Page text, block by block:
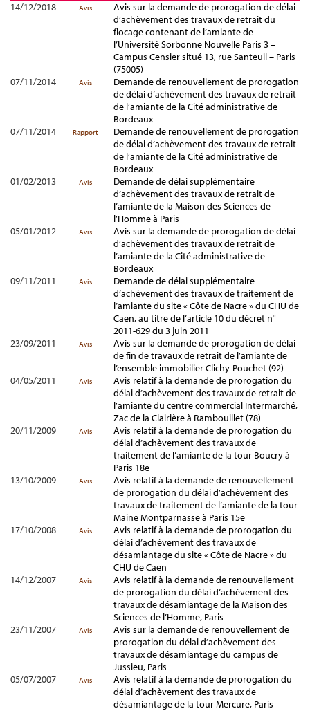
14/12/2018
Avis
Avis sur la demande de prorogation de délai
d’achèvement des travaux de retrait du
flocage contenant de l’amiante de
l’Université Sorbonne Nouvelle Paris 3 –
Campus Censier situé 13, rue Santeuil – Paris
(75005)
07/11/2014
Avis
Demande de renouvellement de prorogation
de délai d’achèvement des travaux de retrait
de l’amiante de la Cité administrative de
Bordeaux
07/11/2014
Rapport
Demande de renouvellement de prorogation
de délai d’achèvement des travaux de retrait
de l’amiante de la Cité administrative de
Bordeaux
01/02/2013
Avis
Demande de délai supplémentaire
d’achèvement des travaux de retrait de
l’amiante de la Maison des Sciences de
l’Homme à Paris
05/01/2012
Avis
Avis sur la demande de prorogation de délai
d’achèvement des travaux de retrait de
l’amiante de la Cité administrative de
Bordeaux
09/11/2011
Avis
Demande de délai supplémentaire
d’achèvement des travaux de traitement de
l’amiante du site « Côte de Nacre » du CHU de
Caen, au titre de l’article 10 du décret n°
2011-629 du 3 juin 2011
23/09/2011
Avis
Avis sur la demande de prorogation de délai
de fin de travaux de retrait de l’amiante de
l’ensemble immobilier Clichy-Pouchet (92)
04/05/2011
Avis
Avis relatif à la demande de prorogation du
délai d’achèvement des travaux de retrait de
l’amiante du centre commercial Intermarché,
Zac de la Clairière à Rambouillet (78)
20/11/2009
Avis
Avis relatif à la demande de prorogation du
délai d’achèvement des travaux de
traitement de l’amiante de la tour Boucry à
Paris 18e
13/10/2009
Avis
Avis relatif à la demande de renouvellement
de prorogation du délai d’achèvement des
travaux de traitement de l’amiante de la tour
Maine Montparnasse à Paris 15e
17/10/2008
Avis
Avis relatif à la demande de prorogation du
délai d’achèvement des travaux de
désamiantage du site « Côte de Nacre » du
CHU de Caen
14/12/2007
Avis
Avis relatif à la demande de renouvellement
de prorogation du délai d’achèvement des
travaux de désamiantage de la Maison des
Sciences de l’Homme, Paris
23/11/2007
Avis
Avis sur la demande de renouvellement de
prorogation du délai d’achèvement des
travaux de désamiantage du campus de
Jussieu, Paris
05/07/2007
Avis
Avis relatif à la demande de prorogation du
délai d’achèvement des travaux de
désamiantage de la tour Mercure, Paris